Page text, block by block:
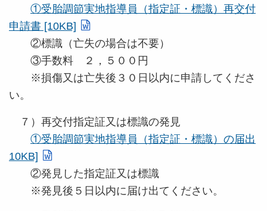
①受胎調節実地指導員（指定証・標識）再交付
申請書 [10KB]
②標識（亡失の場合は不要）
③手数料 ２，５００円
※損傷又は亡失後３０日以内に申請してくださ
い。
７）再交付指定証又は標識の発見
①受胎調節実地指導員（指定証・標識）の届出
10KB]
②発見した指定証又は標識
※発見後５日以内に届け出てください。